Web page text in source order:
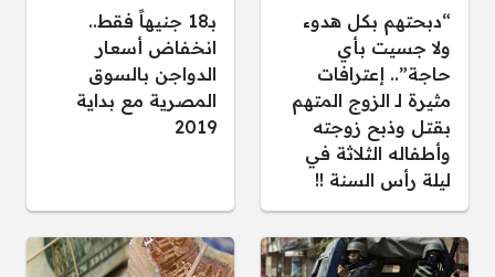
“دبحتهم بكل هدوء
ولا جسيت بأي
حاجة”.. إعترافات
مثيرة لـ الزوج المتهم
بقتل وذبح زوجته
وأطفاله الثلاثة في
ليلة رأس السنة !!
بـ18 جنيهاً فقط..
انخفاض أسعار
الدواجن بالسوق
المصرية مع بداية
2019